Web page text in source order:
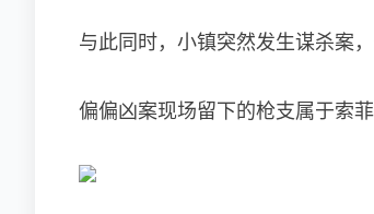
与此同时，小镇突然发生谋杀案
偏偏凶案现场留下的枪支属于索